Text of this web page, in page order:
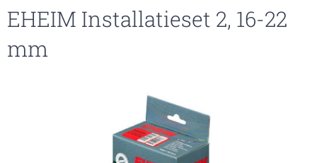
EHEIM Installatieset 2, 16-22
mm